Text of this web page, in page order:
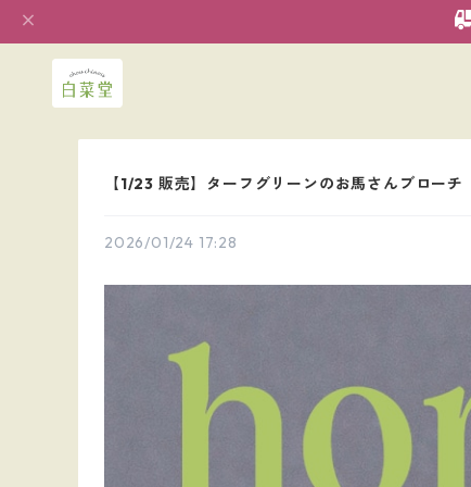
【1/23 販売】ターフグリーンのお馬さんブローチ
2026/01/24 17:28